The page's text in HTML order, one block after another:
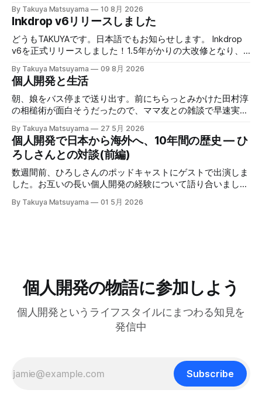
次であるべき。過去には二度と戻れない * 5年後に振り返っ
たとき、Fableがどうだったとか完全にどうでもいい * シン
グルタスクをキープしろ。エージェントの数は関係ない * 頭
の中のコンテキストスイッチが次のボトルネック * 理解があ
するものを知れ – 僕は自分が欲しいものを作る * SaaSを10
年以上運営するのは、同じ作品を何年も描き続ける漫画家の
ようだ * 自分の信念を築けるのは、自分だけ Inkdrop v6の開
発に１年半費やした どうもTAKUYAです。英語圏でかれこれ
っていた新バージョンのMarkdownノートアプリをやっとリ
リースしました。繰り返しになるので、リンクだけ貼ってお
きます： Inkdrop is an AI-native Markd
By Takuya Matsuyama 10 8月 2026
Inkdrop v6リリースしました
どうもTAKUYAです。日本語でもお知らせします。 Inkdrop
v6を正式リリースしました！1.5年がかりの大改修となり、
Markdownエディタや、最近のエージェント型コーディング
ワークフローに最適化された新しいAI連携機能など、根本か
ら作り直した改善が盛りだくさんです。それでいて、気が散
らないシンプルでクリーンなUXはそのまま維持していま
べたいと思います。開発期間中に辛抱強く待って下さった
事、そしてCanaryテストで多くのフィードバックをくれたこ
とに心から感謝します。皆さんのサポートなしには実現でき
ませんでした。 ウェブサイトもv6に合わせて完全に作り直
しました。アプリのUIをそのまま使ってライブデモを構築し
たので、アプリをDLせずとも新しいエディタを試せるように
しました。ぜひ触ってみてください： Inkdrop is an AI-
By Takuya Matsuyama 09 8月 2026
個人開発と生活
朝、娘をバス停まで送り出す。前にちらっとみかけた田村淳
の相槌術が面白そうだったので、ママ友との雑談で早速実践
で癖になっている批判的思考を完全オフにし、相槌に全神経
を注ぐ、というものだ。「へぇ」「うん」「うーん」「なる
ほど〜」と、相手の話にどんなバリエーションで返そうかと
いう所に集中する。騙されたと思って試してみて欲しいんだ
が、このお陰で相手の話がよく理解できて、自然なフォロー
アップの質問やリアクションが浮かぶようになる。こちらか
ら頑張って面白い話をひねり出す必要が無いので、気が楽に
トを撮ったら事務代行さんに投げる。そのうちAIに代替させ
たい。レシートは基本カフェばっかりである。 ユーザフォ
ーラムをチェックしたら、
By Takuya Matsuyama 27 5月 2026
個人開発で日本から海外へ、10年間の歴史 — ひ
ろしさんとの対談(前編)
数週間前、ひろしさんのポッドキャストにゲストで出演しま
した。お互いの長い個人開発の経験について語り合いまし
き起こしが出来たので、こちらに掲載します。お楽しみくだ
うになるまで 12:15 なぜ最初から海外市場を狙ったのか
14:54 AI登場前、英語コピーに苦戦した話 16:18 AIバイブコ
ずつレビューする使い方 21:06 AIは新幹線:速さの先にあるも
の 25:53 AI時代に「感性」が大事になる 27:
By Takuya Matsuyama 01 5月 2026
個人開発の物語に参加しよう
個人開発というライフスタイルにまつわる知見を
発信中
Subscribe